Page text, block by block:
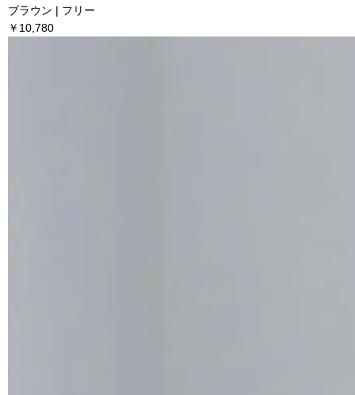
ブラウン | フリー
￥10,780